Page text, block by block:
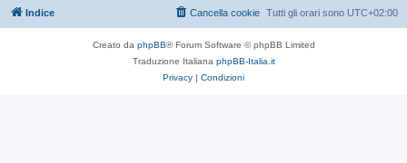
Indice Tutti gli orari sono UTC+02:00
Cancella cookie
Creato da phpBB® Forum Software © phpBB Limited
Traduzione Italiana phpBB-Italia.it
Privacy | Condizioni